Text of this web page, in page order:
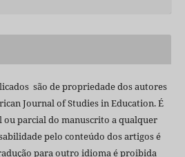
são de propriedade dos autores
Journal of Studies in Education. É
parcial do manuscrito a qualquer
pelo conteúdo dos artigos é
para outro idioma é proibida